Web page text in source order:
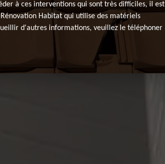
à ces interventions qui sont très difficiles, il est
Habitat qui utilise des matériels
d'autres informations, veuillez le téléphoner